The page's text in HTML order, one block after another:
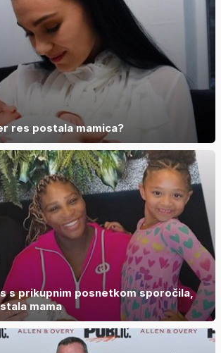
res postala mamica?
s prikupnim posnetkom sporočila,
mama